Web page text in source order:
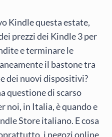
Kindle questa estate,
prezzi dei Kindle 3 per
e terminare le
il bastone tra
dei nuovi dispositivi?
questione di scarso
noi, in Italia, è quando e
Store italiano. E cosa
i negozi online